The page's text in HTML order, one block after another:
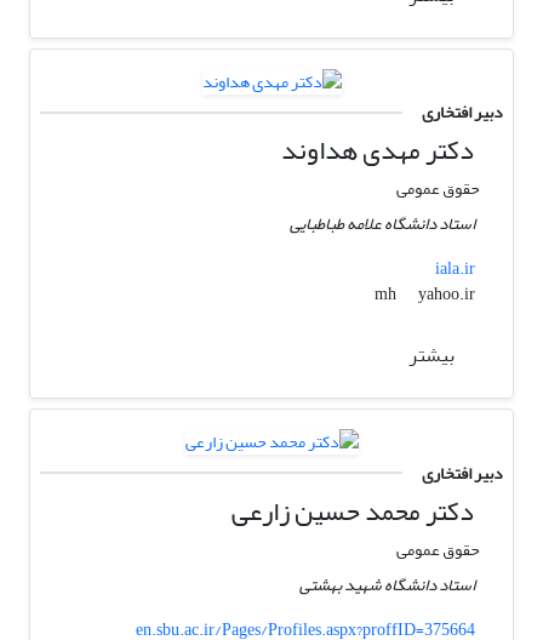
دبیر افتخاری
دکتر مهدی هداوند
حقوق عمومی
استاد دانشگاه علامه طباطبایی
iala.ir
mh
yahoo.ir
بیشتر
دبیر افتخاری
دکتر محمد حسین زارعی
حقوق عمومی
استاد دانشگاه شهید بهشتی
en.sbu.ac.ir/Pages/Profiles.aspx?proffID=375664